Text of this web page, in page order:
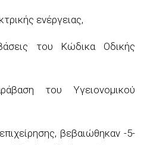
ενέργειας,
του Κώδικα Οδικής
του Υγειονομικού
βεβαιώθηκαν -5-